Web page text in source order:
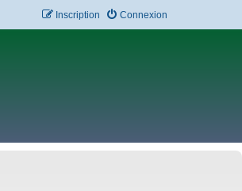
Connexion
Inscription